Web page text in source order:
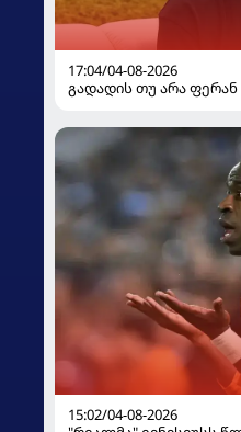
17:04/04-08-2026
გადადის თუ არა ფერან
15:02/04-08-2026